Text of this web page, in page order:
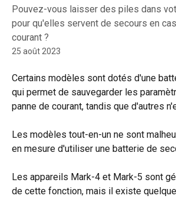
Pouvez-vous laisser des piles dans
pour qu'elles servent de secours en
courant ?
25 août 2023
Certains modèles sont dotés d'une
qui permet de sauvegarder les
panne de courant, tandis que d'autres
Les modèles tout-en-un ne sont
en mesure d'utiliser une batterie de
Les appareils Mark-4 et Mark-5 sont
de cette fonction, mais il existe